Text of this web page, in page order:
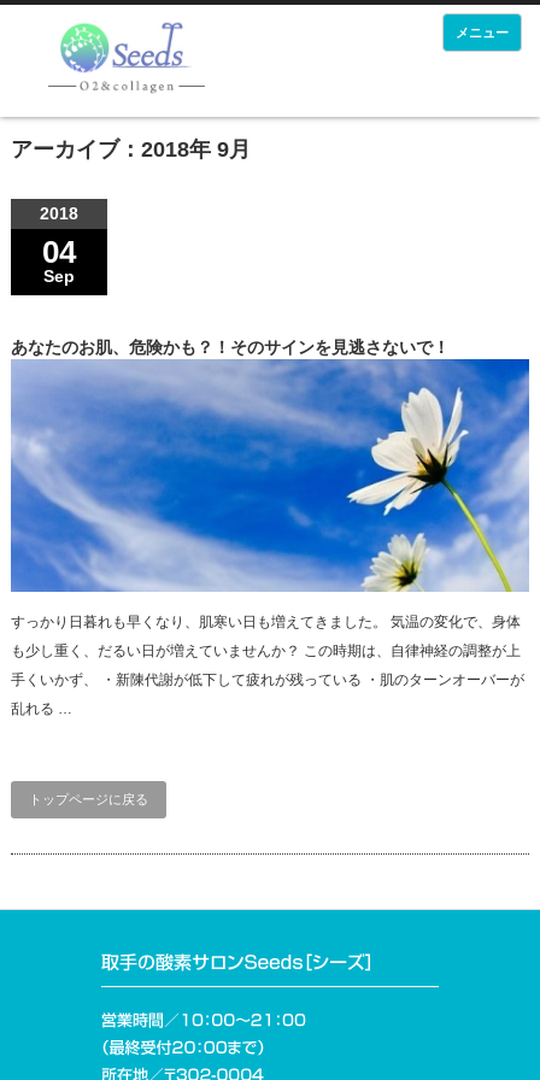
メニュー
アーカイブ：2018年 9月
2018
04
Sep
あなたのお肌、危険かも？！そのサインを見逃さないで！
すっかり日暮れも早くなり、肌寒い日も増えてきました。 気温の変化で、身体
も少し重く、だるい日が増えていませんか？ この時期は、自律神経の調整が上
手くいかず、 ・新陳代謝が低下して疲れが残っている ・肌のターンオーバーが
乱れる …
トップページに戻る